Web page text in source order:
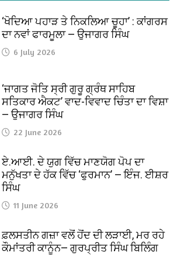
‘ਖੋਦਿਆ ਪਹਾੜ ਤੇ ਨਿਕਲਿਆ ਚੂਹਾ’ : ਕਾਂਗਰਸ
ਦਾ ਨਵਾਂ ਫਾਰਮੂਲਾ — ਉਜਾਗਰ ਸਿੰਘ
6 July 2026
‘ਜਾਗਤ ਜੋਤਿ ਸ੍ਰੀ ਗੁਰੂ ਗ੍ਰੰਥ ਸਾਹਿਬ
ਸਤਿਕਾਰ ਐਕਟ’ ਵਾਦ-ਵਿਵਾਦ ਚਿੰਤਾ ਦਾ ਵਿਸ਼ਾ
— ਉਜਾਗਰ ਸਿੰਘ
22 June 2026
ਏ.ਆਈ. ਦੇ ਯੁਗ ਵਿੱਚ ਮਾਣਯੋਗ ਪੋਪ ਦਾ
ਮਨੁੱਖਤਾ ਦੇ ਹੱਕ ਵਿੱਚ ‘ਫੁਰਮਾਨ’ — ਇੰਜ. ਈਸ਼ਰ
ਸਿੰਘ
11 June 2026
ਫ਼ਲਸਤੀਨ ਗਜ਼ਾ ਵਲੋਂ ਹੋਂਦ ਦੀ ਲੜਾਈ, ਮਰ ਰਹੇ
ਕੌਮਾਂਤਰੀ ਕਾਨੂੰਨ— ਗੁਰਪ੍ਰੀਤ ਸਿੰਘ ਬਿਲਿੰਗ